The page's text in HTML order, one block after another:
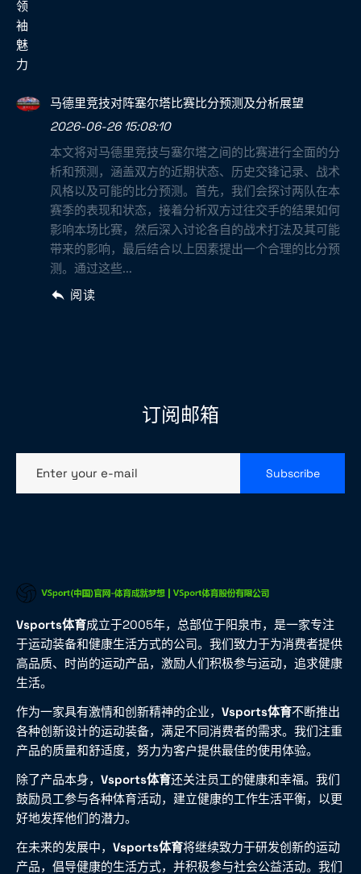
马德里竞技对阵塞尔塔比赛比分预测及分析展望
2026-06-26 15:08:10
本文将对马德里竞技与塞尔塔之间的比赛进行全面的分
析和预测，涵盖双方的近期状态、历史交锋记录、战术
风格以及可能的比分预测。首先，我们会探讨两队在本
赛季的表现和状态，接着分析双方过往交手的结果如何
影响本场比赛，然后深入讨论各自的战术打法及其可能
带来的影响，最后结合以上因素提出一个合理的比分预
测。通过这些...
阅读
订阅邮箱
Enter your e-mail Subscribe
Vsports体育成立于2005年，总部位于阳泉市，是一家专注
于运动装备和健康生活方式的公司。我们致力于为消费者提供
高品质、时尚的运动产品，激励人们积极参与运动，追求健康
生活。
作为一家具有激情和创新精神的企业， Vsports体育不断推出
各种创新设计的运动装备，满足不同消费者的需求。我们注重
产品的质量和舒适度，努力为客户提供最佳的使用体验。
除了产品本身， Vsports体育还关注员工的健康和幸福。我们
鼓励员工参与各种体育活动，建立健康的工作生活平衡，以更
好地发挥他们的潜力。
在未来的发展中， Vsports体育将继续致力于研发创新的运动
产品，倡导健康的生活方式，并积极参与社会公益活动。我们